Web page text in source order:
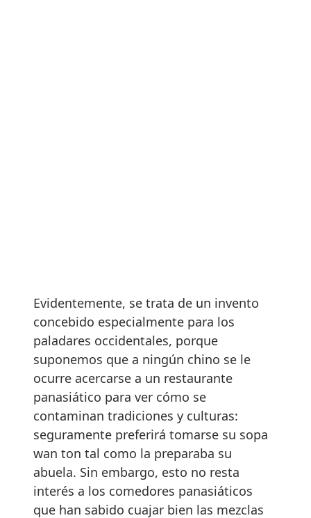
Evidentemente, se trata de un invento
concebido especialmente para los
paladares occidentales, porque
suponemos que a ningún chino se le
ocurre acercarse a un restaurante
panasiático para ver cómo se
contaminan tradiciones y culturas:
seguramente preferirá tomarse su sopa
wan ton tal como la preparaba su
abuela. Sin embargo, esto no resta
interés a los comedores panasiáticos
que han sabido cuajar bien las mezclas